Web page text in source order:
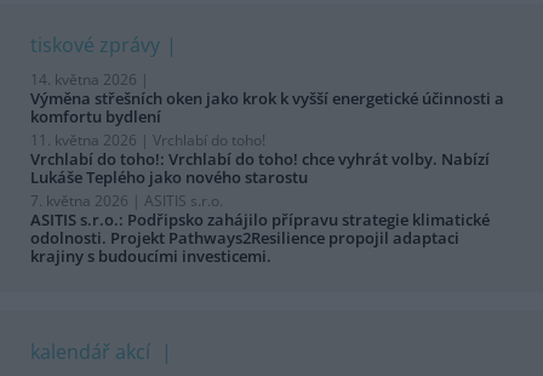
tiskové zprávy
14. května 2026 |
Výměna střešních oken jako krok k vyšší energetické účinnosti a
komfortu bydlení
11. května 2026 | Vrchlabí do toho!
Vrchlabí do toho!: Vrchlabí do toho! chce vyhrát volby. Nabízí
Lukáše Teplého jako nového starostu
7. května 2026 | ASITIS s.r.o.
ASITIS s.r.o.: Podřipsko zahájilo přípravu strategie klimatické
odolnosti. Projekt Pathways2Resilience propojil adaptaci
krajiny s budoucími investicemi.
kalendář akcí